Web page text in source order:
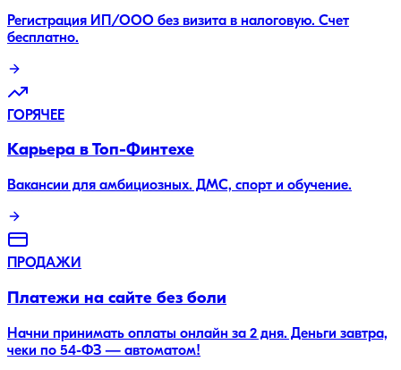
Регистрация ИП/ООО без визита в налоговую. Счет
бесплатно.
ГОРЯЧЕЕ
Карьера в Топ-Финтехе
Вакансии для амбициозных. ДМС, спорт и обучение.
ПРОДАЖИ
Платежи на сайте без боли
Начни принимать оплаты онлайн за 2 дня. Деньги завтра,
чеки по 54-ФЗ — автоматом!